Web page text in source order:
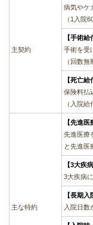
主契約
病気やケ
（1入院
【手術給
手術を受
（回数無
【死亡給
保険料払
（入院給
主な特約
【先進医
先進医療
と先進医
【3大疾
3大疾病
【長期
入院日数